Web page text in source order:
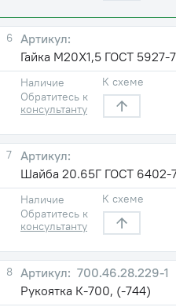
6
Гайка М20Х1,5 ГОСТ 5927-
Наличие
Обратитесь к
консультанту
К схеме
7
Шайба 20.65Г ГОСТ 6402-
Наличие
Обратитесь к
консультанту
К схеме
8
700.46.28.229-1
Рукоятка К-700, (-744)